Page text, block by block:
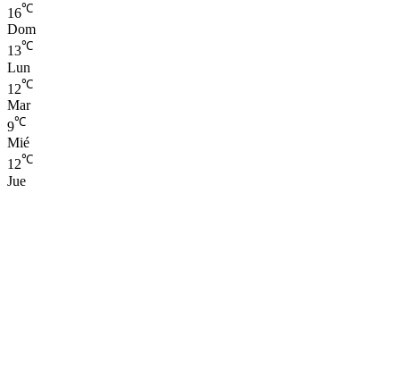
16℃
Dom
13℃
Lun
12℃
Mar
9℃
Mié
12℃
Jue